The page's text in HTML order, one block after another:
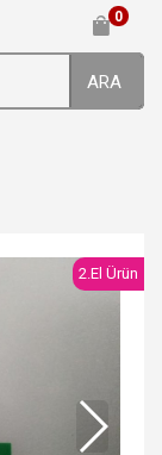
0
ARA
2.El Ürün